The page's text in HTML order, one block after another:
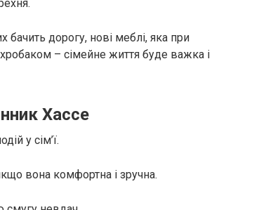
бачить дорогу, нові меблі, яка при
– сімейне життя буде важка і
Хассе
у сім’ї.
вона комфортна і зручна.